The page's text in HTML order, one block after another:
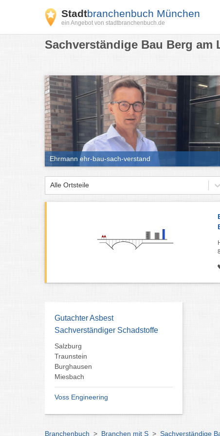
Stadtbranchenbuch München
ein Angebot von stadtbranchenbuch.de
Sachverständige Bau Berg am
Ehrmann ehr-bau-sach-verstand
Alle Ortsteile
Gutachter Asbest
Sachverständiger Schadstoffe
Salzburg
Traunstein
Burghausen
Miesbach
Voss Engineering
Branchenbuch > Branchen mit S > Sachverständige